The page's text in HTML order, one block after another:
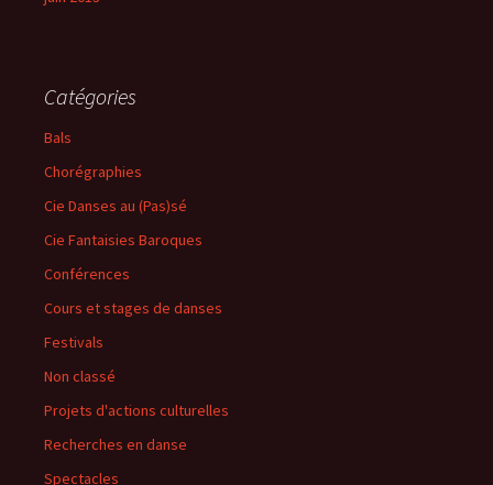
Catégories
Bals
Chorégraphies
Cie Danses au (Pas)sé
Cie Fantaisies Baroques
Conférences
Cours et stages de danses
Festivals
Non classé
Projets d'actions culturelles
Recherches en danse
Spectacles